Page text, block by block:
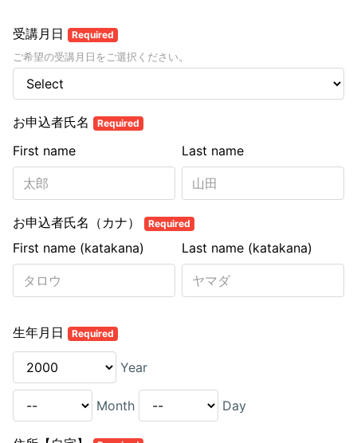
受講月日 Required
ご希望の受講月日をご選択ください。
お申込者氏名 Required
Last name
First name
お申込者氏名（カナ） Required
Last name (katakana)
First name (katakana)
生年月日 Required
Year
Month Day